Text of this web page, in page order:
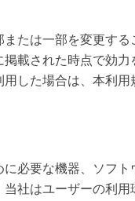
たは一部を変更す
載された時点で効
した場合は、本利用
必要な機器、ソフ
社はユーザーの利